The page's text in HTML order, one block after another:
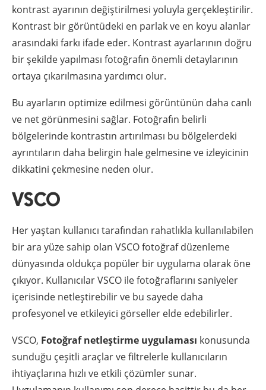
kontrast ayarının değiştirilmesi yoluyla gerçekleştirilir.
Kontrast bir görüntüdeki en parlak ve en koyu alanlar
arasındaki farkı ifade eder. Kontrast ayarlarının doğru
bir şekilde yapılması fotoğrafın önemli detaylarının
ortaya çıkarılmasına yardımcı olur.
Bu ayarların optimize edilmesi görüntünün daha canlı
ve net görünmesini sağlar. Fotoğrafın belirli
bölgelerinde kontrastın artırılması bu bölgelerdeki
ayrıntıların daha belirgin hale gelmesine ve izleyicinin
dikkatini çekmesine neden olur.
VSCO
Her yaştan kullanıcı tarafından rahatlıkla kullanılabilen
bir ara yüze sahip olan VSCO fotoğraf düzenleme
dünyasında oldukça popüler bir uygulama olarak öne
çıkıyor. Kullanıcılar VSCO ile fotoğraflarını saniyeler
içerisinde netleştirebilir ve bu sayede daha
profesyonel ve etkileyici görseller elde edebilirler.
VSCO, Fotoğraf netleştirme uygulaması konusunda
sunduğu çeşitli araçlar ve filtrelerle kullanıcıların
ihtiyaçlarına hızlı ve etkili çözümler sunar.